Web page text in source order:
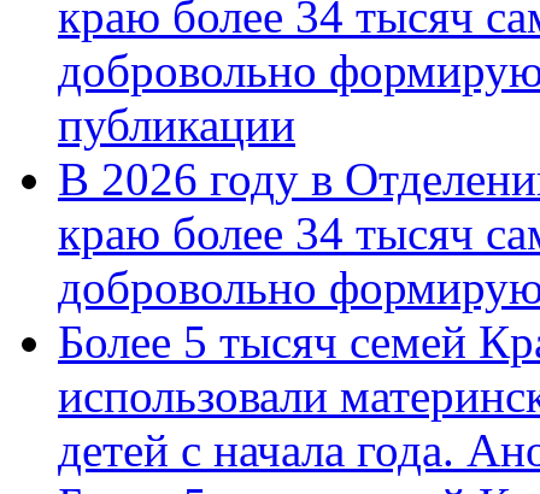
краю более 34 тысяч
добровольно
публикации
В 2026 году в
краю более 34 тысяч
добровольно
Более 5 тысяч семей
использовали
детей с начала года.